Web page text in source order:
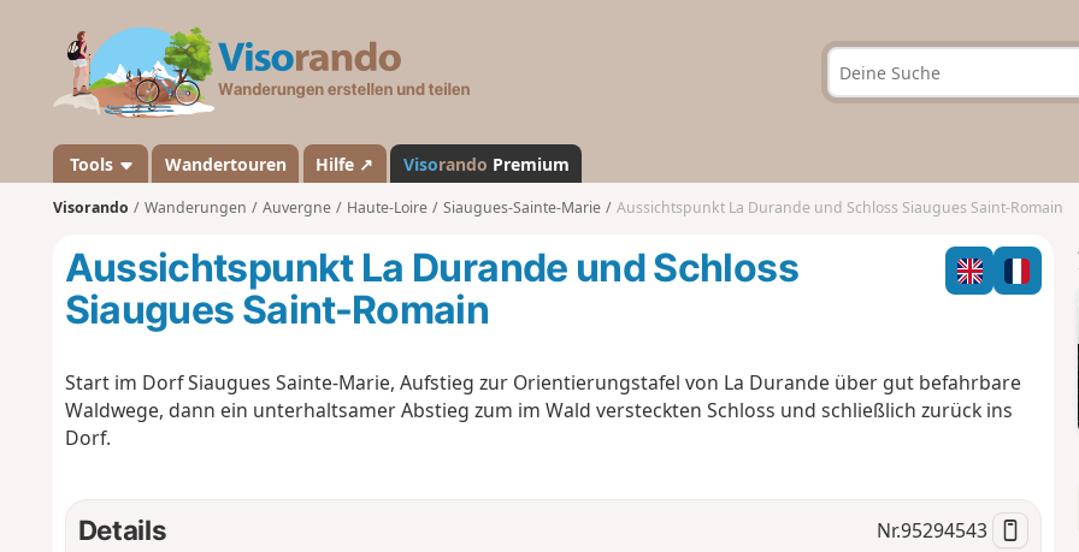
a
n
d
Tools Wandertouren Hilfe ↗ Visorando Premium
Visorando Wanderungen Auvergne Haute-Loire Siaugues-Sainte-Marie Aussichtspunkt La Durande und Schloss Siaugues Saint-Romain
Aussichtspunkt La Durande und Schloss
Siaugues Saint-Romain
Start im Dorf Siaugues Sainte-Marie, Aufstieg zur Orientierungstafel von La Durande über gut befahrbare
Waldwege, dann ein unterhaltsamer Abstieg zum im Wald versteckten Schloss und schließlich zurück ins
Dorf.
Details Nr.95294543